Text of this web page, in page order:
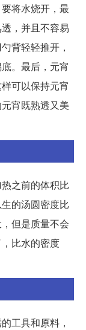
将水烧开，最
，并且不容易
背轻轻推开，
。最后，元宵
可以保持元宵
宵既熟透又美
之前的体积比
的汤圆密度比
但是质量不会
比水的密度
工具和原料，